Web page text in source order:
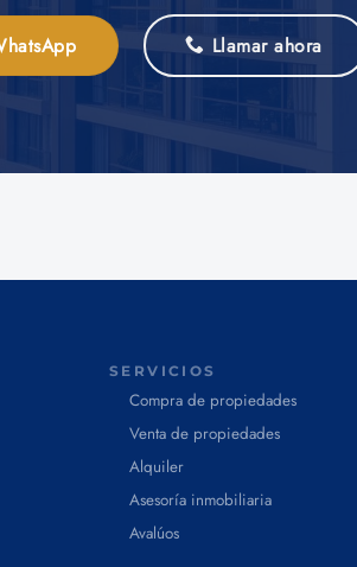
Llamar ahora
SERVICIOS
Compra de propiedades
Venta de propiedades
Alquiler
Asesoría inmobiliaria
Avalúos